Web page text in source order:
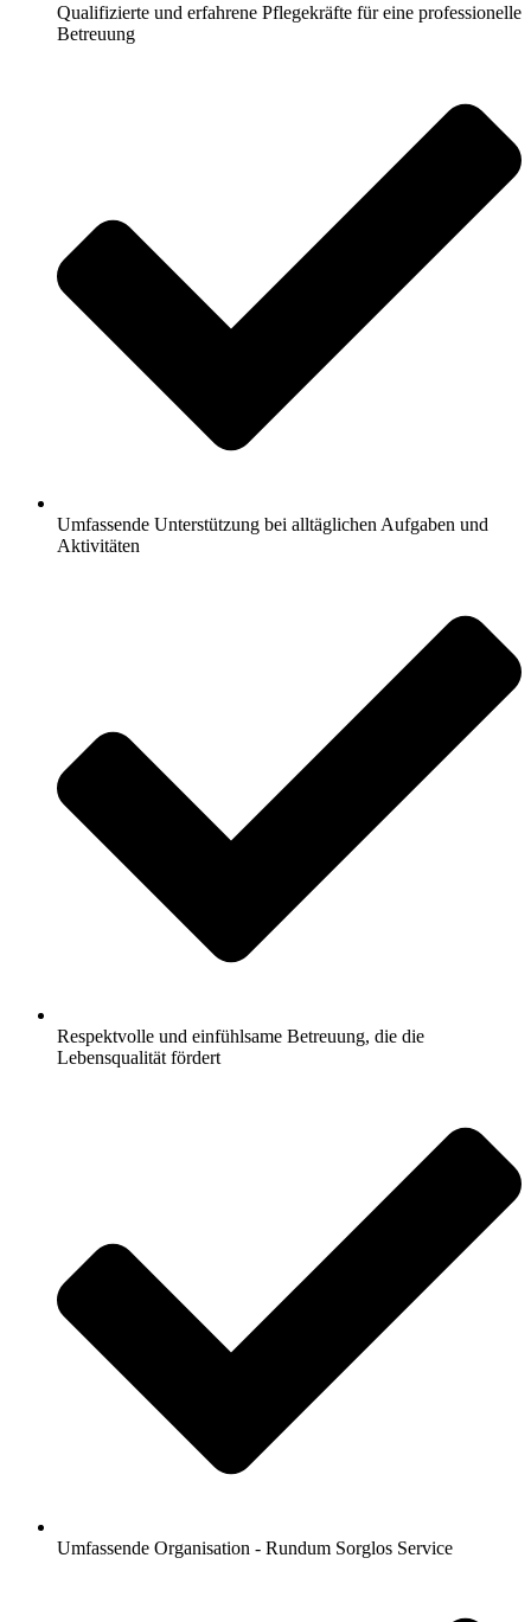
Qualifizierte und erfahrene Pflegekräfte für eine professionelle
Betreuung
Umfassende Unterstützung bei alltäglichen Aufgaben und
Aktivitäten
Respektvolle und einfühlsame Betreuung, die die
Lebensqualität fördert
Umfassende Organisation - Rundum Sorglos Service